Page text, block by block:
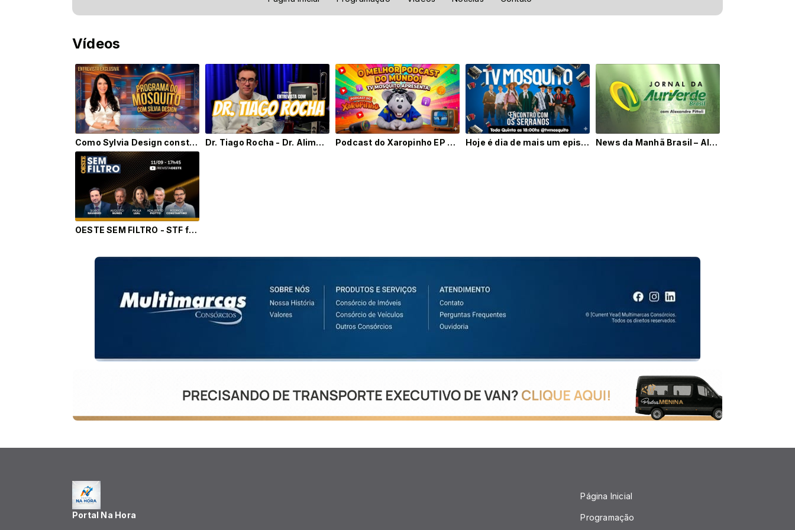
Vídeos
Como Sylvia Design construiu um império nas vendas | TV Mosquito Dr. Tiago Rocha - Dr. Alimentos - Podcast do Mosquito #24 Podcast do Xaropinho EP 01 com Marquito | Parceria TV Mosquito Hoje é dia de mais um episódio do Encontro com os Serranos! ️ News da Manhã Brasil – Alexandre Pittoli - 12/09/2025
OESTE SEM FILTRO - STF forma maioria para condenar Bolsonaro - 11/09/2025
Portal Na Hora
Página Inicial
Programação